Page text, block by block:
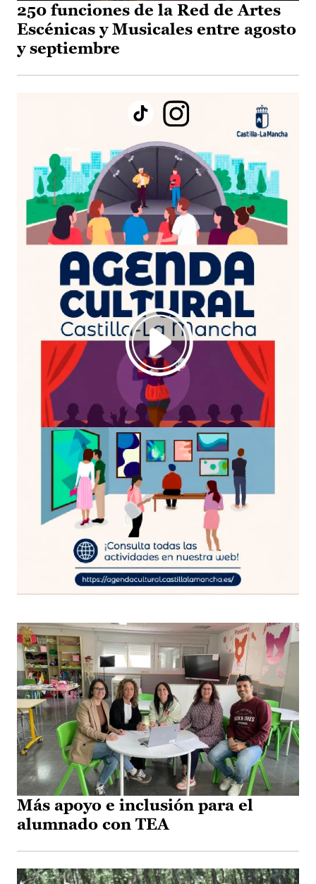
250 funciones de la Red de Artes
Escénicas y Musicales entre agosto
y septiembre
Más apoyo e inclusión para el
alumnado con TEA